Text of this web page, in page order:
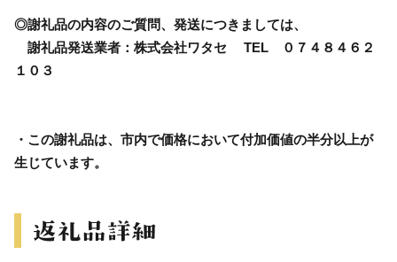
◎謝礼品の内容のご質問、発送につきましては、
謝礼品発送業者：株式会社ワタセ TEL ０７４８４６２
１０３
・この謝礼品は、市内で価格において付加価値の半分以上が
生じています。